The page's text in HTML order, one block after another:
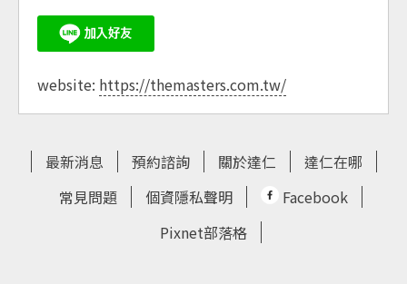
website: https://themasters.com.tw/
最新消息 預約諮詢 關於達仁
達仁在哪
常見問題
個資隱私聲明
Facebook
Pixnet部落格